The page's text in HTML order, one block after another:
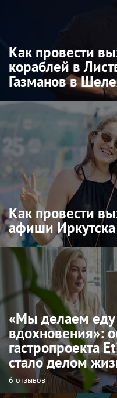
Как провести
кораблей в
Газманов в
Как провести
афиши
«Мы делаем еду
вдохновения»:
гастропроекта
стало делом
6 отзывов